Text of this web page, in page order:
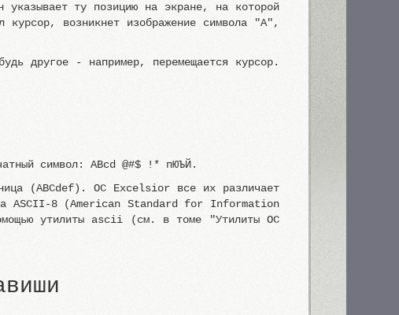
указывает ту позицию на экране, на которой
возникнет изображение символа "А",
другое - например, перемещается курсор.
символ: ABcd @#$ !* пЮЪЙ.
(ABCdef). ОС Excelsior все их различает
ASCII-8 (American Standard for Information
утилиты ascii (см. в томе "Утилиты ОС